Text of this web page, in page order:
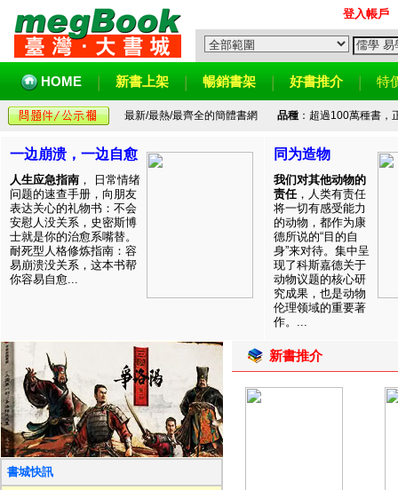
登入帳戶
HOME 新書上架 暢銷書架 好書推介 特
最新/最熱/最齊全的簡體書網 品種：超過100萬種書，
一边崩溃，一边自愈
人生应急指南 ， 日常情绪
问题的速查手册，向朋友
表达关心的礼物书：不会
安慰人没关系，史密斯博
士就是你的治愈系嘴替。
耐死型人格修炼指南：容
易崩溃没关系，这本书帮
你容易自愈...
同为造物
我们对其他动物的
责任，人类有责任
将一切有感受能力
的动物，都作为康
德所说的“目的自
身”来对待。集中呈
现了科斯嘉德关于
动物议题的核心研
究成果，也是动物
伦理领域的重要著
作。...
書城快訊
新書推介